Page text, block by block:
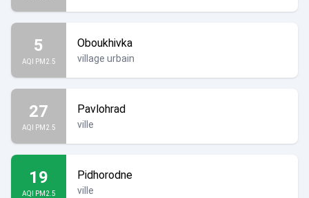
5
AQI PM2.5
Oboukhivka
village urbain
27
AQI PM2.5
Pavlohrad
ville
19
AQI PM2.5
Pidhorodne
ville